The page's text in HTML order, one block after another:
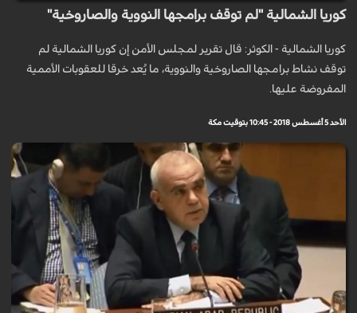
كوريا الشمالية "لم توقف برامجها النووية والصاروخية"
كوريا الشمالية - الكوثر: قال تقرير لمجلس الأمن إن كوريا الشمالية لم
توقف نشاط برامجها الصاروخية والنووية، ما يُعد خرقا للعقوبات الأممية
المفروضة عليها.
الأحد 5 أغسطس 2018 - 10:45 بتوقيت مكة